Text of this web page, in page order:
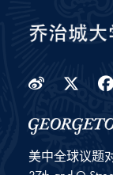
Weibo
美中全球议题